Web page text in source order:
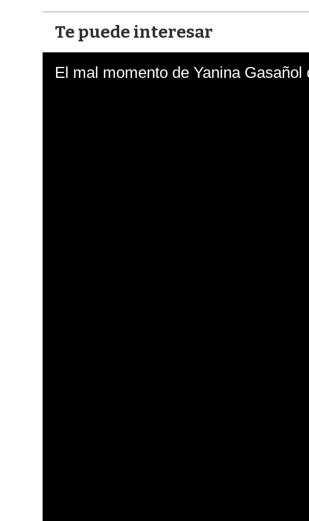
Te puede interesar
El mal momento de Yanina